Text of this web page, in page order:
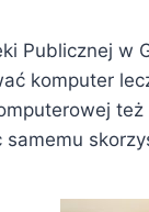
Publicznej w
komputer